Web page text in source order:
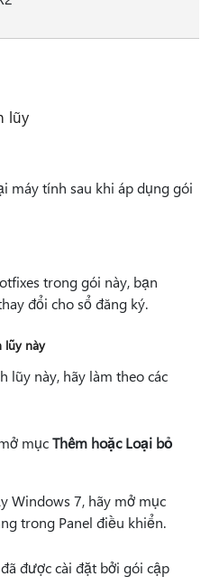
lũy
máy tính sau khi áp dụng gói
trong gói này, bạn
đổi cho sổ đăng ký.
lũy này
lũy này, hãy làm theo các
mụcThêm hoặc Loại bỏ
Windows 7, hãy mở mục
trong Panel điều khiển.
được cài đặt bởi gói cập